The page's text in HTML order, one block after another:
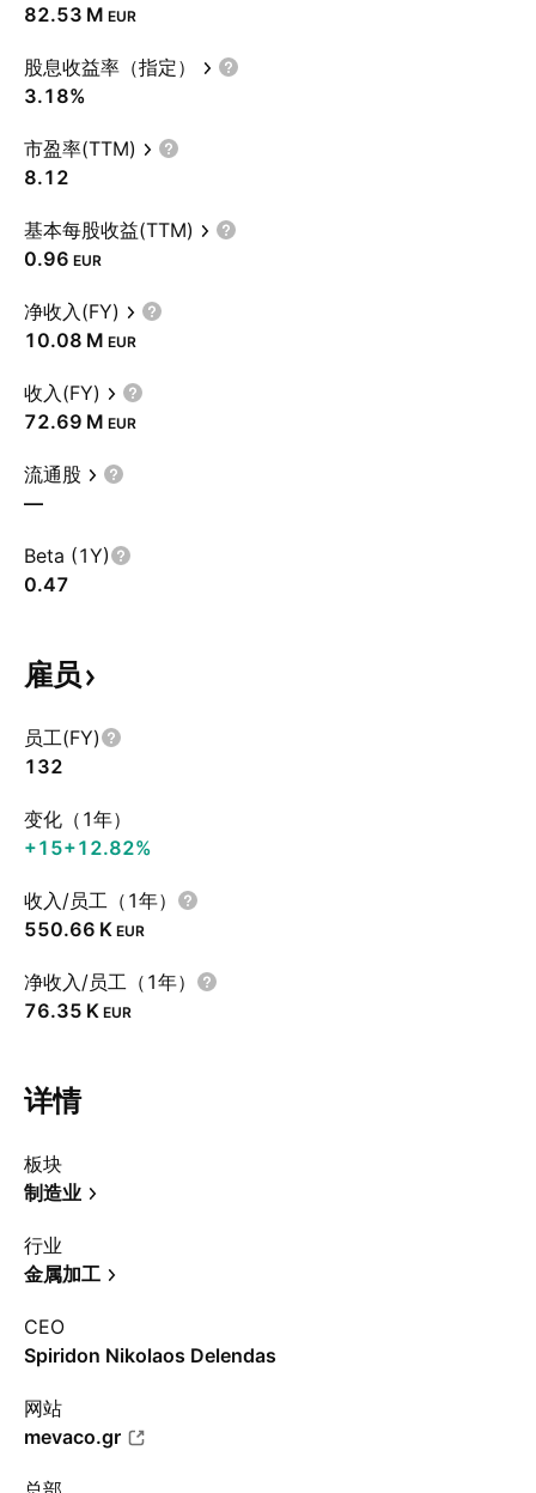
‪82.53 M‬ EUR
股息收益率（指定）
3.18%
市盈率(TTM)
8.12
基本每股收益(TTM)
0.96 EUR
净收入(FY)
‪10.08 M‬ EUR
收入(FY)
‪72.69 M‬ EUR
流通股
—
Beta (1Y)
0.47
雇员
员工(FY)
132
变化（1年）
+15+12.82%
收入/员工（1年）
‪550.66 K‬ EUR
净收入/员工（1年）
‪76.35 K‬ EUR
详情
板块
制造业
行业
金属加工
CEO
Spiridon Nikolaos Delendas
网站
mevaco.gr